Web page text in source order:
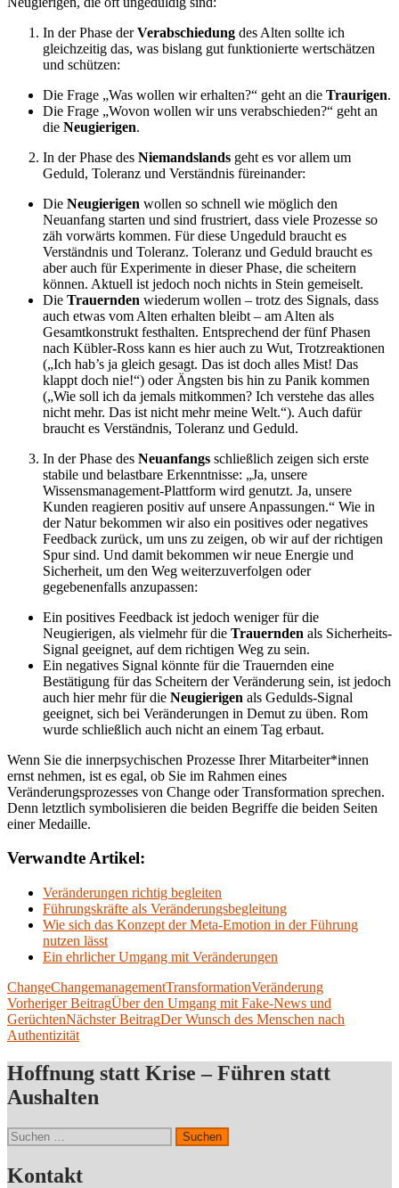
In der Phase derVerabschiedung des Alten sollte ich
gleichzeitig das, was bislang gut funktionierte wertschätzen
und schützen:
Die Frage „Was wollen wir erhalten?“ geht an die Traurigen.
Die Frage „Wovon wollen wir uns verabschieden?“ geht an
die Neugierigen.
In der Phase des Niemandslands geht es vor allem um
Geduld, Toleranz und Verständnis füreinander:
Die Neugierigen wollen so schnell wie möglich den
Neuanfang starten und sind frustriert, dass viele Prozesse so
zäh vorwärts kommen. Für diese Ungeduld braucht es
Verständnis und Toleranz. Toleranz und Geduld braucht es
aber auch für Experimente in dieser Phase, die scheitern
können. Aktuell ist jedoch noch nichts in Stein gemeiselt.
Die Trauernden wiederum wollen – trotz des Signals, dass
auch etwas vom Alten erhalten bleibt – am Alten als
Gesamtkonstrukt festhalten. Entsprechend der fünf Phasen
nach Kübler-Ross kann es hier auch zu Wut, Trotzreaktionen
(„Ich hab’s ja gleich gesagt. Das ist doch alles Mist! Das
klappt doch nie!“) oder Ängsten bis hin zu Panik kommen
(„Wie soll ich da jemals mitkommen? Ich verstehe das alles
nicht mehr. Das ist nicht mehr meine Welt.“). Auch dafür
braucht es Verständnis, Toleranz und Geduld.
In der Phase des Neuanfangs schließlich zeigen sich erste
stabile und belastbare Erkenntnisse: „Ja, unsere
Wissensmanagement-Plattform wird genutzt. Ja, unsere
Kunden reagieren positiv auf unsere Anpassungen.“ Wie in
der Natur bekommen wir also ein positives oder negatives
Feedback zurück, um uns zu zeigen, ob wir auf der richtigen
Spur sind. Und damit bekommen wir neue Energie und
Sicherheit, um den Weg weiterzuverfolgen oder
gegebenenfalls anzupassen:
Ein positives Feedback ist jedoch weniger für die
Neugierigen, als vielmehr für die Trauernden als Sicherheits-
Signal geeignet, auf dem richtigen Weg zu sein.
Ein negatives Signal könnte für die Trauernden eine
Bestätigung für das Scheitern der Veränderung sein, ist jedoch
auch hier mehr für die Neugierigen als Gedulds-Signal
geeignet, sich bei Veränderungen in Demut zu üben. Rom
wurde schließlich auch nicht an einem Tag erbaut.
Wenn Sie die innerpsychischen Prozesse Ihrer Mitarbeiter*innen
ernst nehmen, ist es egal, ob Sie im Rahmen eines
Veränderungsprozesses von Change oder Transformation sprechen.
Denn letztlich symbolisieren die beiden Begriffe die beiden Seiten
einer Medaille.
Verwandte Artikel:
Veränderungen richtig begleiten
Führungskräfte als Veränderungsbegleitung
Wie sich das Konzept der Meta-Emotion in der Führung
nutzen lässt
Ein ehrlicher Umgang mit Veränderungen
ChangeChangemanagementTransformationVeränderung
Beitragsnavigation
Vorheriger BeitragÜber den Umgang mit Fake-News und
GerüchtenNächster BeitragDer Wunsch des Menschen nach
Authentizität
Hoffnung statt Krise – Führen statt
Aushalten
Suchen
nach:
Kontakt